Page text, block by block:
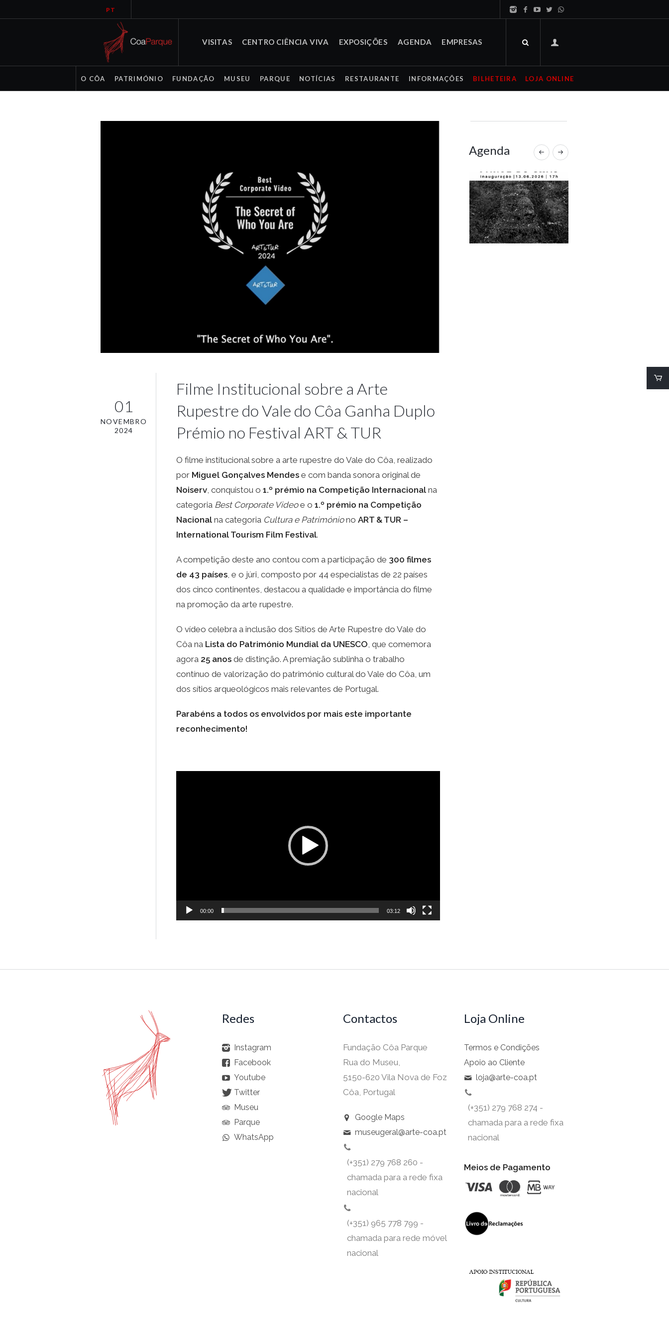
PT
VISITAS CENTRO CIÊNCIA VIVA EXPOSIÇÕES AGENDA EMPRESAS
O CÔA PATRIMÓNIO FUNDAÇÃO MUSEU PARQUE NOTÍCIAS RESTAURANTE INFORMAÇÕES BILHETEIRA LOJA ONLINE
01
NOVEMBRO
2024
Filme Institucional sobre a Arte
Rupestre do Vale do Côa Ganha Duplo
Prémio no Festival ART & TUR
O filme institucional sobre a arte rupestre do Vale do Côa, realizado
por Miguel Gonçalves Mendes e com banda sonora original de
Noiserv , conquistou o 1.º prémio na Competição Internacional na
categoria Best Corporate Videoe o 1.º prémio na Competição
Nacional na categoria Cultura e Patrimóniono ART & TUR –
International Tourism Film Festival.
A competição deste ano contou com a participação de 300 filmes
de 43 países , e o júri, composto por 44 especialistas de 22 países
dos cinco continentes, destacou a qualidade e importância do filme
na promoção da arte rupestre.
O vídeo celebra a inclusão dos Sítios de Arte Rupestre do Vale do
Côa na Lista do Património Mundial da UNESCO , que comemora
agora 25 anos de distinção. A premiação sublinha o trabalho
contínuo de valorização do património cultural do Vale do Côa, um
dos sítios arqueológicos mais relevantes de Portugal.
Parabéns a todos os envolvidos por mais este importante
reconhecimento!
00:00 03:12
Agenda
Redes
Instagram
Facebook
Youtube
Twitter
Museu
Parque
WhatsApp
Contactos
Fundação Côa Parque
Rua do Museu,
5150-620 Vila Nova de Foz
Côa, Portugal
Google Maps
museugeral@arte-coa.pt
(+351) 279 768 260 -
chamada para a rede fixa
nacional
(+351) 965 778 799 -
chamada para rede móvel
nacional
Loja Online
Termos e Condições
Apoio ao Cliente
loja@arte-coa.pt
(+351) 279 768 274 -
chamada para a rede fixa
nacional
Meios de Pagamento